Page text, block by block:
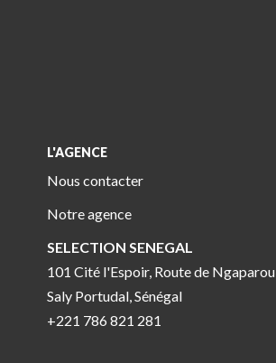
L'AGENCE
Nous contacter
Notre agence
SELECTION SENEGAL
101 Cité l'Espoir, Route de Ngaparou
Saly Portudal, Sénégal
+221 786 821 281